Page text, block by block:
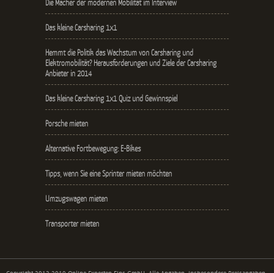
Die Macher der modernen Mobilität im Interview
Das kleine Carsharing 1x1
Hemmt die Politik das Wachstum von Carsharing und
Elektromobilität? Herausforderungen und Ziele der Carsharing
Anbieter in 2014
Das kleine Carsharing 1x1 Quiz und Gewinnspiel
Porsche mieten
Alternative Fortbewegung: E-Bikes
Tipps, wenn Sie eine Sprinter mieten möchten
Umzugswagen mieten
Transporter mieten